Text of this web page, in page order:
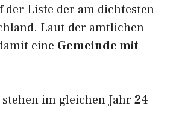
der Liste der am dichtesten
Laut der amtlichen
eine Gemeinde mit
stehen im gleichen Jahr 24